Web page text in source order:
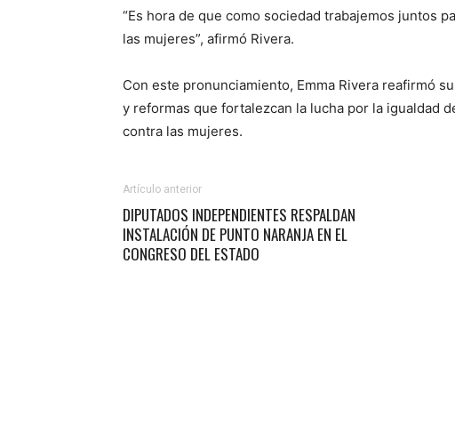
“Es hora de que como sociedad trabajemos juntos
las mujeres”, afirmó Rivera.
Con este pronunciamiento, Emma Rivera reafirmó
y reformas que fortalezcan la lucha por la igualdad
contra las mujeres.
Artículo anterior
DIPUTADOS INDEPENDIENTES RESPALDAN
INSTALACIÓN DE PUNTO NARANJA EN EL
CONGRESO DEL ESTADO